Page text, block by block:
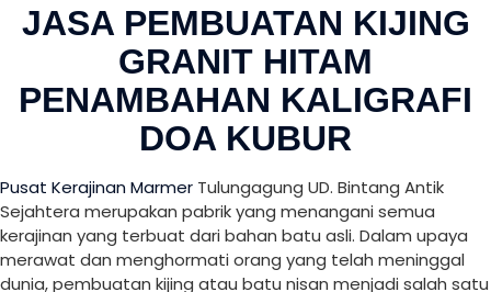
JASA PEMBUATAN KIJING
GRANIT HITAM
PENAMBAHAN KALIGRAFI
DOA KUBUR
Pusat Kerajinan Marmer Tulungagung UD. Bintang Antik
Sejahtera merupakan pabrik yang menangani semua
kerajinan yang terbuat dari bahan batu asli. Dalam upaya
merawat dan menghormati orang yang telah meninggal
dunia, pembuatan kijing atau batu nisan menjadi salah satu